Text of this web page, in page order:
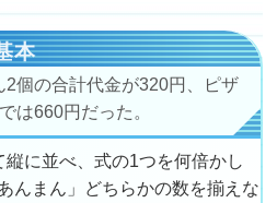
本
2個の合計代金が320円、ピザ
は660円だった。
に並べ、式の1つを何倍かし
んまん」どちらかの数を揃えな